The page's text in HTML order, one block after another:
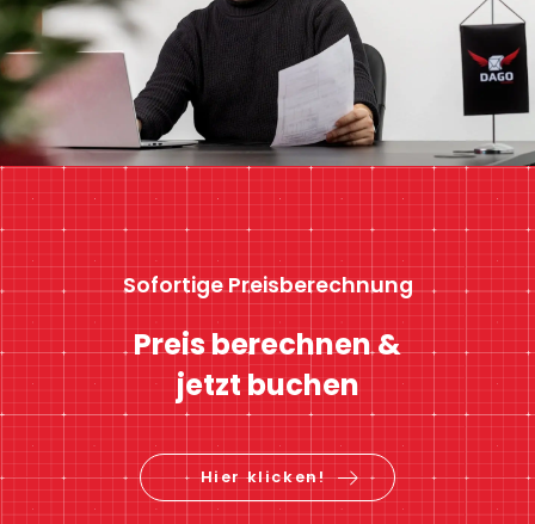
Sofortige Preisberechnung
Preis berechnen &
jetzt buchen
Hier klicken!